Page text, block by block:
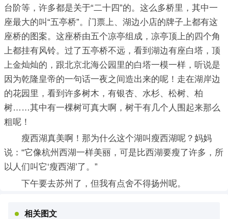
台阶等，许多都是关于“二十四”的。这么多桥里，其中一
座最大的叫“五亭桥”。门票上、湖边小店的牌子上都有这
座桥的图案。这座桥由五个凉亭组成，凉亭顶上的四个角
上都挂有风铃。过了五亭桥不远，看到湖边有座白塔，顶
上金灿灿的，跟北京北海公园里的白塔一模一样，听说是
因为乾隆皇帝的一句话一夜之间造出来的呢！走在湖岸边
的花园里，看到许多树木，有银杏、水杉、松树、柏
树……其中有一棵树可真大啊，树干有几个人围起来那么
粗呢！
瘦西湖真美啊！那为什么这个湖叫瘦西湖呢？妈妈
说：“它像杭州西湖一样美丽，可是比西湖要瘦了许多，所
以人们叫它‘瘦西湖’了。”
下午要去苏州了，但我有点舍不得扬州呢。
相关图文